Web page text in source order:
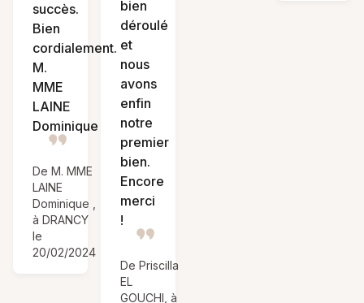
succès.
Bien
cordialement.
M.
MME
LAINE
Dominique
De M. MME
LAINE
Dominique ,
à DRANCY
le
20/02/2024
bien
déroulé
et
nous
avons
enfin
notre
premier
bien.
Encore
merci
!
De Priscilla
EL
GOUCHI, à